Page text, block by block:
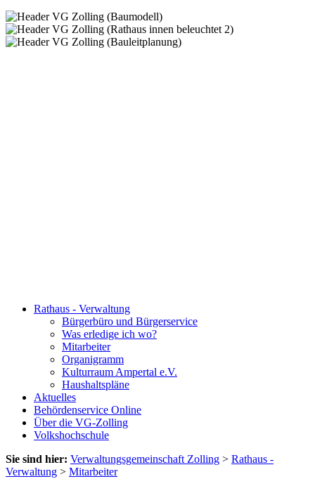
Rathaus - Verwaltung
Bürgerbüro und Bürgerservice
Was erledige ich wo?
Mitarbeiter
Organigramm
Kulturraum Ampertal e.V.
Haushaltspläne
Aktuelles
Behördenservice Online
Über die VG-Zolling
Volkshochschule
Sie sind hier: Verwaltungsgemeinschaft Zolling > Rathaus -
Verwaltung > Mitarbeiter